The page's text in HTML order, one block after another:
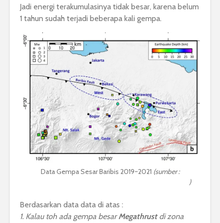
Jadi energi terakumulasinya tidak besar, karena belum
1 tahun sudah terjadi beberapa kali gempa.
Data Gempa Sesar Baribis 2019~2021 (sumber :
)
Berdasarkan data data di atas :
1. Kalau toh ada gempa besarMegathrustdi zona